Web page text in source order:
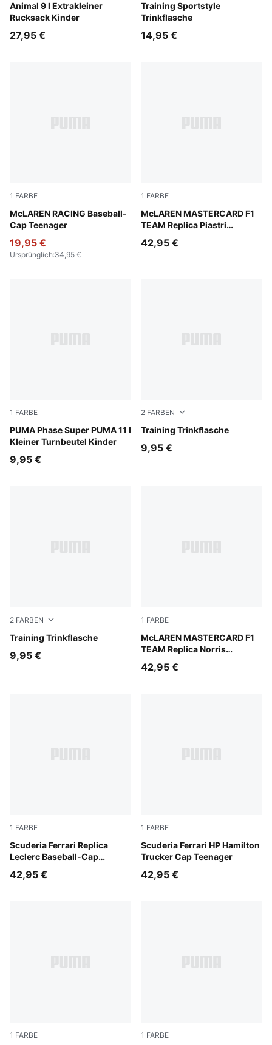
Animal 9 l Extrakleiner
Rucksack Kinder
Sand Dune-Animal AOP
27,95 €
Training Sportstyle
Trinkflasche
Puma Black
14,95 €
1 FARBE
McLAREN RACING Baseball-
Cap Teenager
Papaya
19,95 €
Ursprünglich:34,95 €
1 FARBE
McLAREN MASTERCARD F1
TEAM Replica Piastri
Papaya
42,95 €
1 FARBE
PUMA Phase Super PUMA 11 l
Kleiner Turnbeutel Kinder
PUMA Black-Super Puma AOP
9,95 €
2 FARBEN
Training Trinkflasche
Puma Black
9,95 €
2 FARBEN
Training Trinkflasche
Baltic Sea Blue
9,95 €
1 FARBE
McLAREN MASTERCARD F1
TEAM Replica Norris
Papaya
42,95 €
1 FARBE
Scuderia Ferrari Replica
Leclerc Baseball-Cap
PUMA Red
42,95 €
1 FARBE
Scuderia Ferrari HP Hamilton
Trucker Cap Teenager
PUMA Red
42,95 €
1 FARBE 1 FARBE